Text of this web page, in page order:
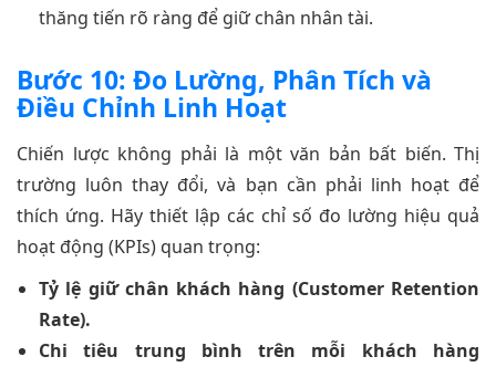
thăng tiến rõ ràng để giữ chân nhân tài.
Bước 10: Đo Lường, Phân Tích và
Điều Chỉnh Linh Hoạt
Chiến lược không phải là một văn bản bất biến. Thị
trường luôn thay đổi, và bạn cần phải linh hoạt để
thích ứng. Hãy thiết lập các chỉ số đo lường hiệu quả
hoạt động (KPIs) quan trọng:
Tỷ lệ giữ chân khách hàng (Customer Retention
Rate).
Chi tiêu trung bình trên mỗi khách hàng